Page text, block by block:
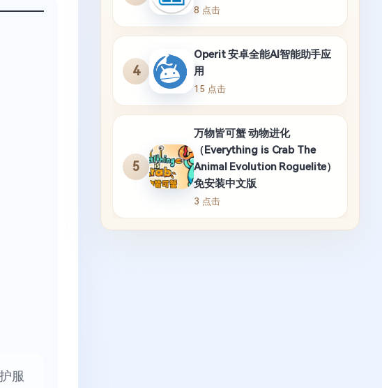
服
8 点击
4
Operit 安卓全能AI智能助手应
用
15 点击
5
万物皆可蟹 动物进化
（Everything is Crab The
Animal Evolution Roguelite）
免安装中文版
3 点击